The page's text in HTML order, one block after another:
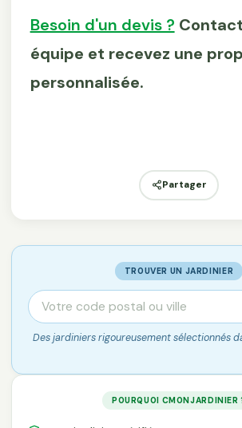
Besoin d'un devis ?
équipe et recevez une
personnalisée.
Partager
TROUVER UN JARDINIER
Des jardiniers rigoureusement sélectionnés
POURQUOI CMONJARDINIER